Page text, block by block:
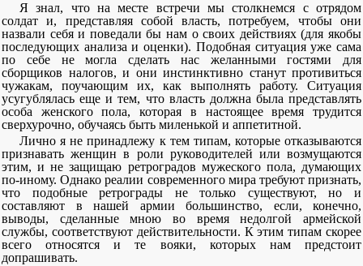
Я знал, что на месте встречи мы столкнемся с отрядом
солдат и, представляя собой власть, потребуем, чтобы они
назвали себя и поведали бы нам о своих действиях (для якобы
последующих анализа и оценки). Подобная ситуация уже сама
по себе не могла сделать нас желанными гостями для
сборщиков налогов, и они инстинктивно станут противиться
чужакам, поучающим их, как выполнять работу. Ситуация
усугублялась еще и тем, что власть должна была представлять
особа женского пола, которая в настоящее время трудится
сверхурочно, обучаясь быть миленькой и аппетитной.
Лично я не принадлежу к тем типам, которые отказываются
признавать женщин в роли руководителей или возмущаются
этим, и не защищаю ретроградов мужеского пола, думающих
по-иному. Однако реалии современного мира требуют признать,
что подобные ретрограды не только существуют, но и
составляют в нашей армии большинство, если, конечно,
выводы, сделанные мною во время недолгой армейской
службы, соответствуют действительности. К этим типам скорее
всего относятся и те вояки, которых нам предстоит
допрашивать.